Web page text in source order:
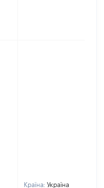
Країна: Україна